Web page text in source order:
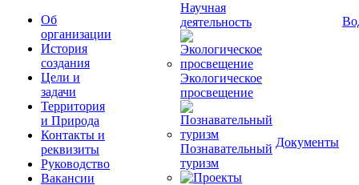
Об
организации
История
создания
Цели и
задачи
Территория
и Природа
Контакты и
реквизиты
Руководство
Вакансии
Научная
деятельность
Экологическое
просвещение
Познавательный
туризм
Документы